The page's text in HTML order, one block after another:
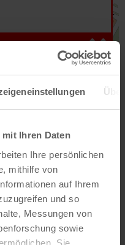
Ihren Daten
Ihre persönlichen
mithilfe von
auf Ihrem
und so
Messungen von
sowie
Sie
Fehler/Problem melden
Stadtplanwerk
Karte mit vielen
Daten des
© OpenStreetMap